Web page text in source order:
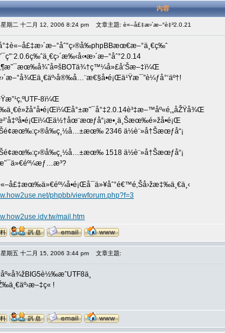
內容
期二 十二月 12, 2006 8:24 pm 文章主題: è«–å£‡æ›´æ–°è‡³2.0.21
8ï¼Œ
2346 ä½è¨»å†Šæœƒå“¡
1518 ä½è¨»å†Šæœƒå“¡
phpbb/viewforum.php?f=3
mail.htm
期五 十二月 15, 2006 3:44 pm 文章主題:
!